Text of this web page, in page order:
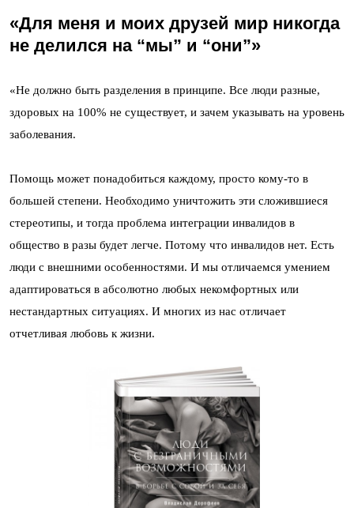
«Для меня и моих друзей мир никогда
не делился на “мы” и “они”»
«Не должно быть разделения в принципе. Все люди разные,
здоровых на 100% не существует, и зачем указывать на уровень
заболевания.
Помощь может понадобиться каждому, просто кому-то в
большей степени. Необходимо уничтожить эти сложившиеся
стереотипы, и тогда проблема интеграции инвалидов в
общество в разы будет легче. Потому что инвалидов нет. Есть
люди с внешними особенностями. И мы отличаемся умением
адаптироваться в абсолютно любых некомфортных или
нестандартных ситуациях. И многих из нас отличает
отчетливая любовь к жизни.